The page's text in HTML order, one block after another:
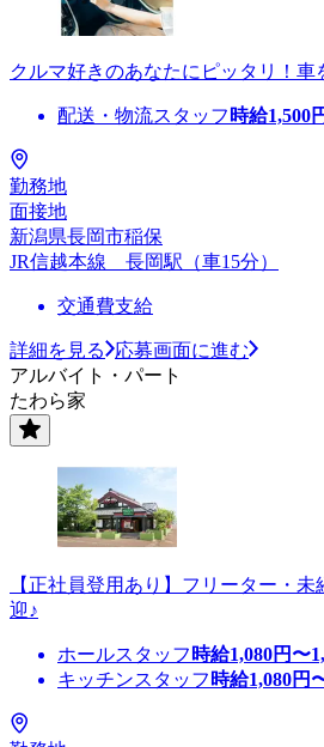
クルマ好きのあなたにピッタリ！車
配送・物流スタッフ 時給1,500
勤務地
面接地
新潟県長岡市稲保
JR信越本線 長岡駅（車15分）
交通費支給
詳細を見る
応募画面に進む
アルバイト・パート
たわら家
【正社員登用あり】フリーター・
迎♪
ホールスタッフ 時給1,080円〜
キッチンスタッフ 時給1,080円